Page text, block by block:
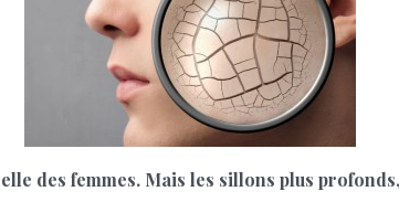
des femmes. Mais les sillons plus